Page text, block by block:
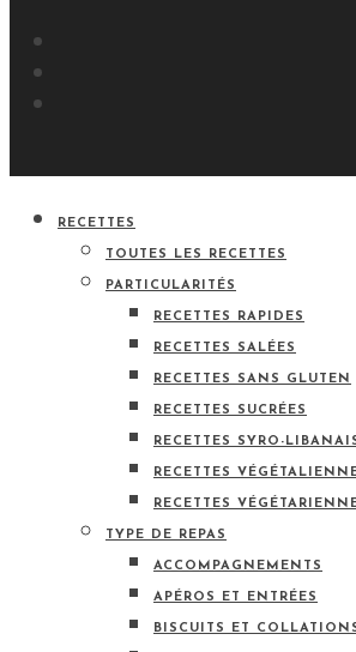
RECETTES
TOUTES LES RECETTES
PARTICULARITÉS
RECETTES RAPIDES
RECETTES SALÉES
RECETTES SANS GLUTEN
RECETTES SUCRÉES
RECETTES SYRO-
RECETTES
RECETTES
TYPE DE REPAS
ACCOMPAGNEMENTS
APÉROS ET ENTRÉES
BISCUITS ET